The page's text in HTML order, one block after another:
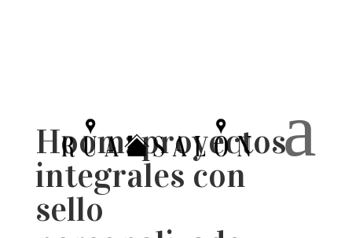
a
Hoom: proyectos
integrales con
sello